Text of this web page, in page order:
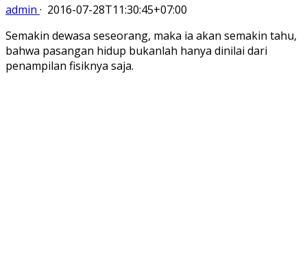
admin · 2016-07-28T11:30:45+07:00
Semakin dewasa seseorang, maka ia akan semakin tahu,
bahwa pasangan hidup bukanlah hanya dinilai dari
penampilan fisiknya saja.